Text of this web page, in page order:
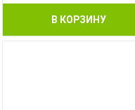
В КОРЗИНУ